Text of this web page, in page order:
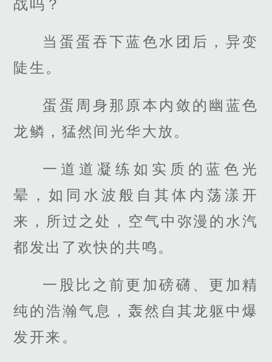
战吗？
当蛋蛋吞下蓝色水团后，异变
陡生。
蛋蛋周身那原本内敛的幽蓝色
龙鳞，猛然间光华大放。
一道道凝练如实质的蓝色光
晕，如同水波般自其体内荡漾开
来，所过之处，空气中弥漫的水汽
都发出了欢快的共鸣。
一股比之前更加磅礴、更加精
纯的浩瀚气息，轰然自其龙躯中爆
发开来。